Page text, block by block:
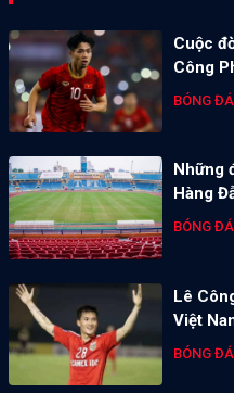
Cuộc
Công
BÓNG
Những
Hàng
BÓNG
Lê
Việt
BÓNG